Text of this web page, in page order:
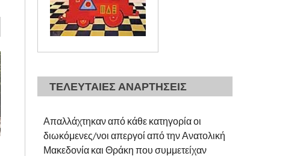
ΤΕΛΕΥΤΑΙΕΣ ΑΝΑΡΤΗΣΕΙΣ
Απαλλάχτηκαν από κάθε κατηγορία οι
διωκόμενες/νοι απεργοί από την Ανατολική
Μακεδονία και Θράκη που συμμετείχαν